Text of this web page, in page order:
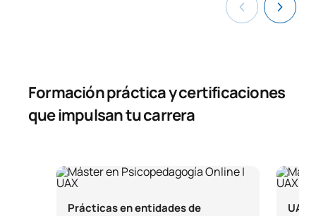
Formación práctica y certificaciones
que impulsan tu carrera
Prácticas en entidades de
UAX